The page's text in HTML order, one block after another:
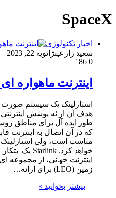
SpaceX
اخبار تکنولوژی
سعید زارعینژانویه 22, 2023
0
اینترنت ماهواره
استارلینک یک سیستم
هدف آن ارائه پوشش
طور ایده آل برای مناطق
که در آن اتصال به اینترنت
مناسب است، ولی استارلینک
اینترنت جهانی، از مجموعه
زمین (LEO) برای ارائه…
بیشتر بخوانید »